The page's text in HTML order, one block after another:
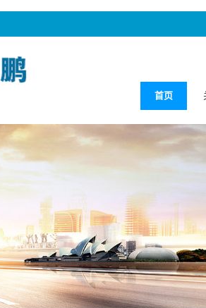
首页